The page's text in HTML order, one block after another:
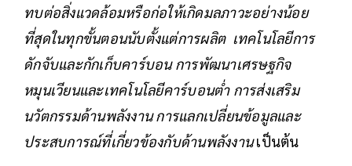
ทบต่อสิ่งแวดล้อมหรือก่อให้เกิดมลภาวะอย่างน้อย
ที่สุดในทุกขั้นตอนนับตั้งแต่การผลิต เทคโนโลยีการ
ดักจับและกักเก็บคาร์บอน การพัฒนาเศรษฐกิจ
หมุนเวียนและเทคโนโลยีคาร์บอนต่ำ การส่งเสริม
นวัตกรรมด้านพลังงาน การแลกเปลี่ยนข้อมูลและ
ประสบการณ์ที่เกี่ยวข้องกับด้านพลังงานเป็นต้น